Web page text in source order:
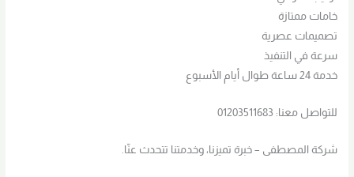
خامات ممتازة
تصميمات عصرية
سرعة في التنفيذ
خدمة 24 ساعة طوال أيام الأسبوع
للتواصل معنا: 01203511683
شركة المصطفى – خبرة تميزنا، وخدمتنا تتحدث عنّا.